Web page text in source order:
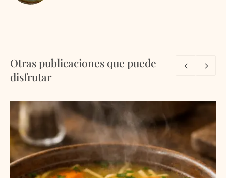
Otras publicaciones que puede
disfrutar